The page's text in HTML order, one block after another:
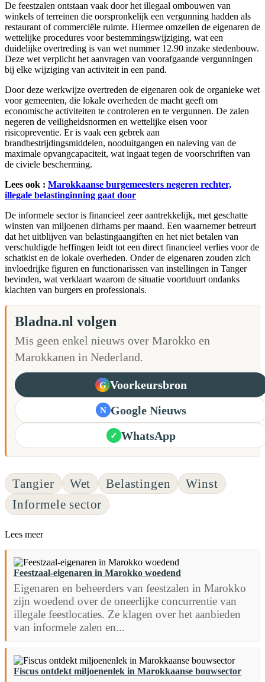
De feestzalen ontstaan vaak door het illegaal ombouwen van
winkels of terreinen die oorspronkelijk een vergunning hadden als
restaurant of commerciële ruimte. Hiermee omzeilen de eigenaren de
wettelijke procedures voor bestemmingswijziging, wat een
duidelijke overtreding is van wet nummer 12.90 inzake stedenbouw.
Deze wet verplicht het aanvragen van voorafgaande vergunningen
bij elke wijziging van activiteit in een pand.
Door deze werkwijze overtreden de eigenaren ook de organieke wet
voor gemeenten, die lokale overheden de macht geeft om
economische activiteiten te controleren en te vergunnen. De zalen
negeren de veiligheidsnormen en wettelijke eisen voor
risicopreventie. Er is vaak een gebrek aan
brandbestrijdingsmiddelen, nooduitgangen en naleving van de
maximale opvangcapaciteit, wat ingaat tegen de voorschriften van
de civiele bescherming.
Lees ook : Marokkaanse burgemeesters negeren rechter,
illegale belastinginning gaat door
De informele sector is financieel zeer aantrekkelijk, met geschatte
winsten van miljoenen dirhams per maand. Een waarnemer betreurt
dat het uitblijven van belastingaangiften en het niet betalen van
verschuldigde heffingen leidt tot een direct financieel verlies voor de
schatkist en de lokale overheden. Onder de eigenaren zouden zich
invloedrijke figuren en functionarissen van instellingen in Tanger
bevinden, wat verklaart waarom de situatie voortduurt ondanks
klachten van burgers en professionals.
Bladna.nl volgen
Mis geen enkel nieuws over Marokko en
Marokkanen in Nederland.
G Voorkeursbron
N Google Nieuws
✓ WhatsApp
Tangier Wet Belastingen
Winst
Informele sector
Lees meer
Feestzaal-eigenaren in Marokko woedend
Eigenaren en beheerders van feestzalen in Marokko
zijn woedend over de oneerlijke concurrentie van
illegale feestlocaties. Ze klagen over het aanbieden
van informele zalen en...
Fiscus ontdekt miljoenenlek in Marokkaanse bouwsector